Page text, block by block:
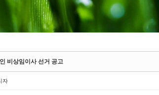
비상임이사 선거 공고
자